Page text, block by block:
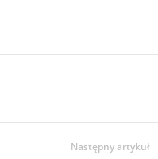
Następny artykuł